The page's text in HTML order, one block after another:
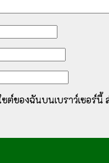
ต์ของฉันบนเบราว์เซอร์